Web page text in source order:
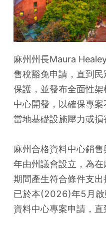
麻州州長Maura
售稅豁免申請，直到
保護，並發布全面性
中心開發，以確保專
當地基礎設施壓力或損
麻州合格資料中心銷
年由州議會設立，為
期間產生符合條件支
已於本(2026)年5月啟
資料中心專案申請，直